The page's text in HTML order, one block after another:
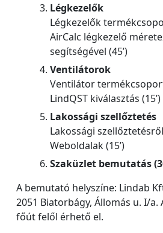
Légkezelők
Légkezelők
AirCalc légkezelő
segítségével (45’)
Ventilátorok
Ventilátor
LindQST kiválasztás (15’)
Lakossági szellőztetés
Lakossági
Weboldalak (15’)
Szaküzlet bemutatás
A bemutató helyszíne: Lindab
2051 Biatorbágy, Állomás u. I/a.
főút felől érhető el.